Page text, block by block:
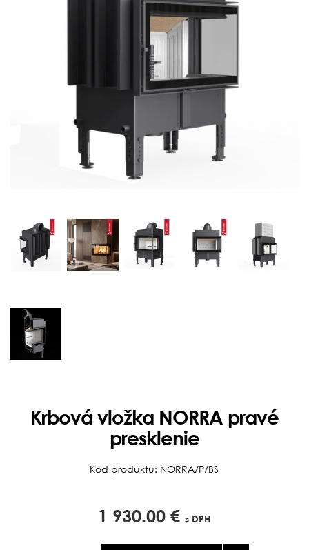
Krbová vložka NORRA pravé
presklenie
Kód produktu: NORRA/P/BS
1 930.00 € s DPH